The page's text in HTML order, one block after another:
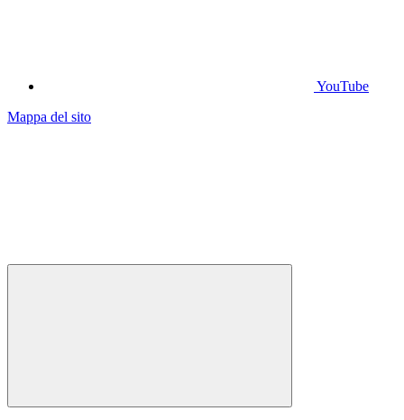
YouTube
Mappa del sito